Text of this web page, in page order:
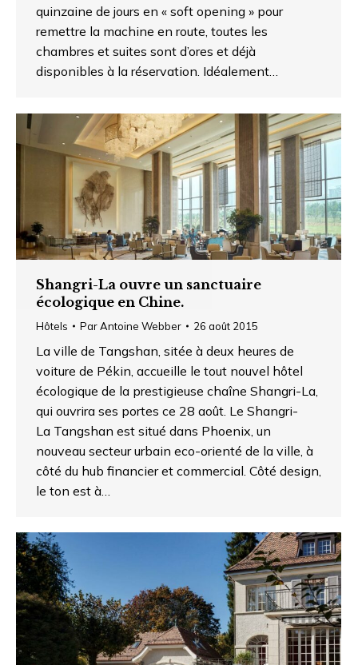
quinzaine de jours en « soft opening » pour
remettre la machine en route, toutes les
chambres et suites sont d’ores et déjà
disponibles à la réservation. Idéalement…
Shangri-La ouvre un sanctuaire
écologique en Chine.
Hôtels ParAntoine Webber 26 août 2015
La ville de Tangshan, sitée à deux heures de
voiture de Pékin, accueille le tout nouvel hôtel
écologique de la prestigieuse chaîne Shangri-La,
qui ouvrira ses portes ce 28 août. Le Shangri-
La Tangshan est situé dans Phoenix, un
nouveau secteur urbain eco-orienté de la ville, à
côté du hub financier et commercial. Côté design,
le ton est à…